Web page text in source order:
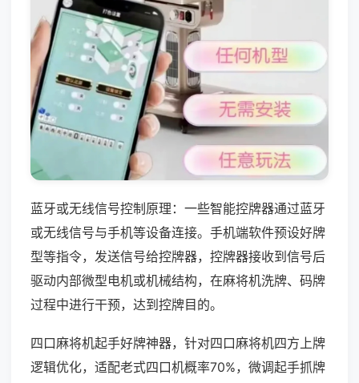
蓝牙或无线信号控制原理：一些智能控牌器通过蓝牙
或无线信号与手机等设备连接。手机端软件预设好牌
型等指令，发送信号给控牌器，控牌器接收到信号后
驱动内部微型电机或机械结构，在麻将机洗牌、码牌
过程中进行干预，达到控牌目的。
四口麻将机起手好牌神器，针对四口麻将机四方上牌
逻辑优化，适配老式四口机概率70%，微调起手抓牌